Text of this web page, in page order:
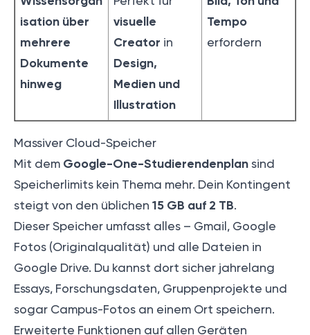
isation über
mehrere
Dokumente
hinweg
visuelle
Creator in
Design,
Medien und
Illustration
Tempo
erfordern
Massiver Cloud-Speicher
Mit dem Google-One-Studierendenplan sind
Speicherlimits kein Thema mehr. Dein Kontingent
steigt von den üblichen 15 GB auf 2 TB.
Dieser Speicher umfasst alles – Gmail, Google
Fotos (Originalqualität) und alle Dateien in
Google Drive. Du kannst dort sicher jahrelang
Essays, Forschungsdaten, Gruppenprojekte und
sogar Campus-Fotos an einem Ort speichern.
Erweiterte Funktionen auf allen Geräten